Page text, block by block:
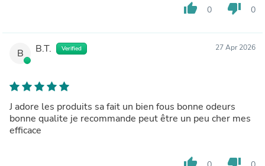
thumb_up 0 thumb_down 0
B B.T. Verified 27 Apr 2026
J adore les produits sa fait un bien fous bonne odeurs
bonne qualite je recommande peut être un peu cher mes
efficace
thumb_up thumb_down